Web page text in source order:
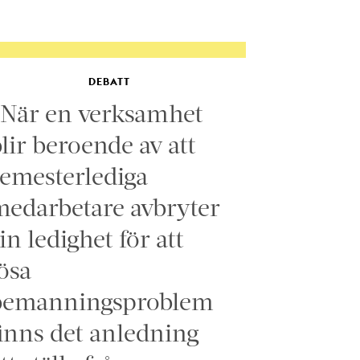
DEBATT
en verksamhet
beroende av att
avbryter
ledighet för att
det anledning